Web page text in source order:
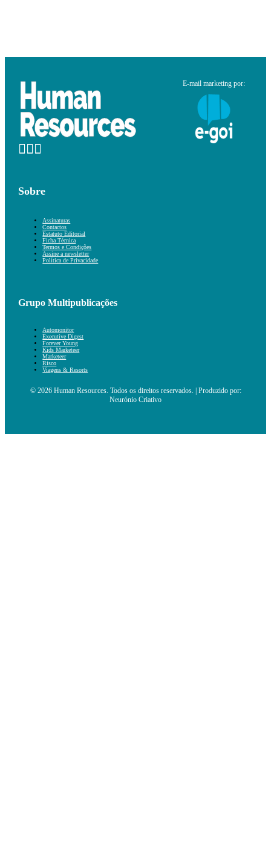
E-mail marketing por:
Sobre
Assinaturas
Contactos
Estatuto Editorial
Ficha Técnica
Termos e Condições
Assine a newsletter
Política de Privacidade
Grupo Multipublicações
Automonitor
Executive Digest
Forever Young
Kids Marketeer
Marketeer
Risco
Viagens & Resorts
© 2026 Human Resources. Todos os direitos reservados. | Produzido por:
Neurónio Criativo